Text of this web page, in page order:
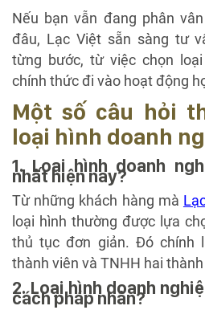
Nếu bạn vẫn đang phân
đâu, Lạc Việt sẵn sàng tư
từng bước, từ việc chọn
chính thức đi vào hoạt động
Một số câu hỏi
loại hình doanh
1. Loại hình doanh
nhất hiện nay?
Từ những khách hàng mà
loại hình thường được lựa
thủ tục đơn giản. Đó chính
thành viên và TNHH hai
2. Loại hình doanh
cách pháp nhân?